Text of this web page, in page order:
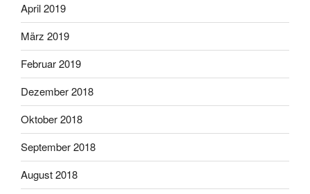
April 2019
März 2019
Februar 2019
Dezember 2018
Oktober 2018
September 2018
August 2018